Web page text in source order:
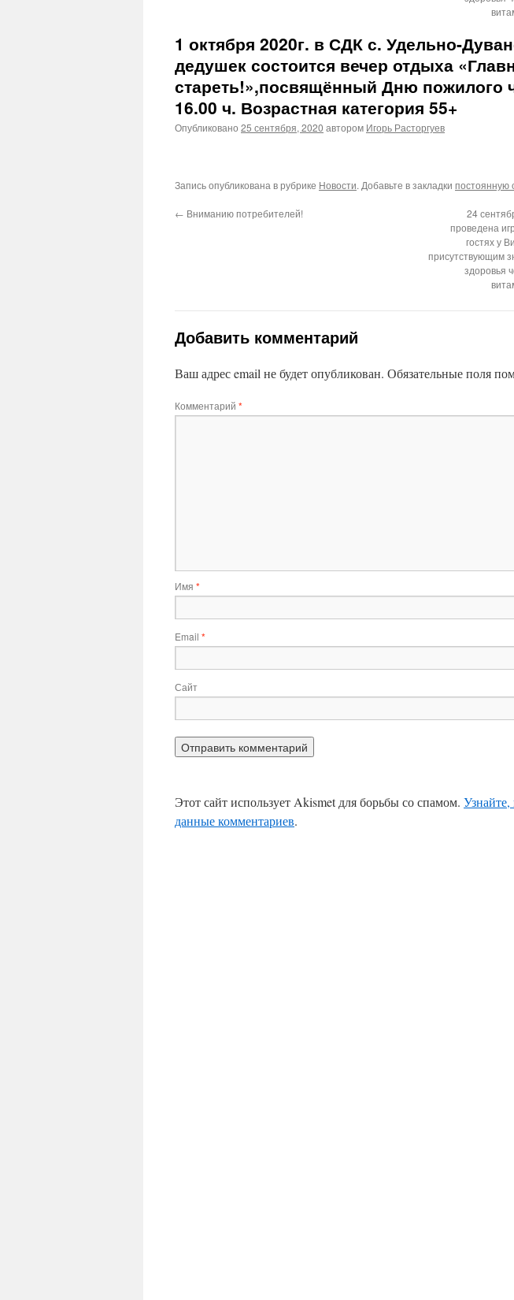
1 октября 2020г. в СДК с. Удельно-
дедушек состоится вечер отдыха
стареть!»,посвящённый Дню пожилого
16.00 ч. Возрастная категория 55+
Опубликовано 25 сентября, 2020 автором Игорь Расторгуев
Запись опубликована в рубрике Новости. Добавьте в закладки постоянную
← Вниманию потребителей!
24
проведена
гостях у
присутствующим
здоровья
Добавить комментарий
Ваш адрес email не будет опубликован. Обязательные поля
Комментарий *
Имя *
Email *
Сайт
Этот сайт использует Akismet для борьбы со спамом.
данные комментариев.